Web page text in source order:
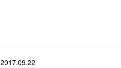
2017.09.22